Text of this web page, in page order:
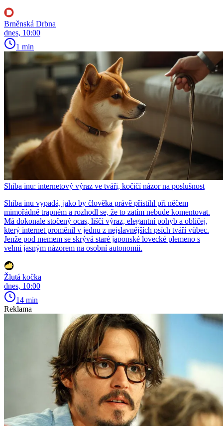
Brněnská Drbna
dnes, 10:00
1 min
Shiba inu: internetový výraz ve tváři, kočičí názor na poslušnost
Shiba inu vypadá, jako by člověka právě přistihl při něčem
mimořádně trapném a rozhodl se, že to zatím nebude komentovat.
Má dokonale stočený ocas, liščí výraz, elegantní pohyb a obličej,
který internet proměnil v jednu z nejslavnějších psích tváří vůbec.
Jenže pod memem se skrývá staré japonské lovecké plemeno s
velmi jasným názorem na osobní autonomii.
Žlutá kočka
dnes, 10:00
14 min
Reklama